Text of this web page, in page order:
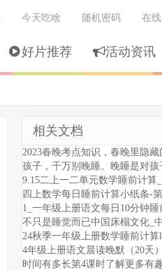
好片推荐 活动资讯
今天吃啥 随机密码 在
相关文档
2023春晚考点知识，春晚里隐
孩子，千万别晚睡。晚睡是对
9.15二上一二单元数学睡前计
四上数学每日睡前计算小纸条-
1_一年级上册语文每日10分钟
不只是睡觉而已中国床榻文化_
24秋季一年级上册数学睡前计
4年级上册语文晨读晚默（20天
时间有多长第4课时了解更多有